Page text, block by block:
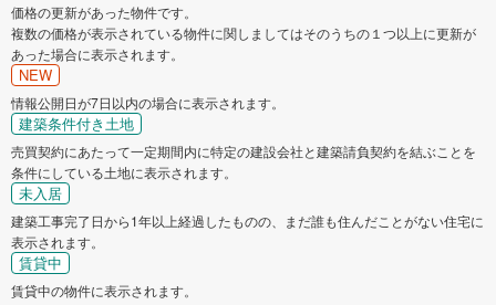
価格の更新があった物件です。
複数の価格が表示されている物件に関しましてはそのうちの１つ以上に更新が
あった場合に表示されます。
NEW
情報公開日が7日以内の場合に表示されます。
建築条件付き土地
売買契約にあたって一定期間内に特定の建設会社と建築請負契約を結ぶことを
条件にしている土地に表示されます。
未入居
建築工事完了日から1年以上経過したものの、まだ誰も住んだことがない住宅に
表示されます。
賃貸中
賃貸中の物件に表示されます。